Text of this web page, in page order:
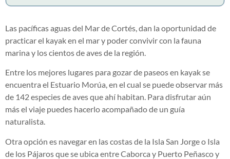
Las pacíficas aguas del Mar de Cortés, dan la oportunidad de
practicar el kayak en el mar y poder convivir con la fauna
marina y los cientos de aves de la región.
Entre los mejores lugares para gozar de paseos en kayak se
encuentra el Estuario Morúa, en el cual se puede observar más
de 142 especies de aves que ahí habitan. Para disfrutar aún
más el viaje puedes hacerlo acompañado de un guía
naturalista.
Otra opción es navegar en las costas de la Isla San Jorge o Isla
de los Pájaros que se ubica entre Caborca y Puerto Peñasco y